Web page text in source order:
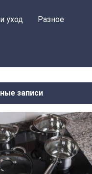
уход Разное
записи